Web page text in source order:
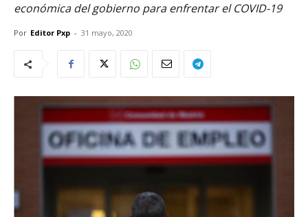
económica del gobierno para enfrentar el COVID-19
Por Editor Pxp - 31 mayo, 2020